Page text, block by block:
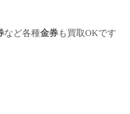
など各種金券も買取OKです